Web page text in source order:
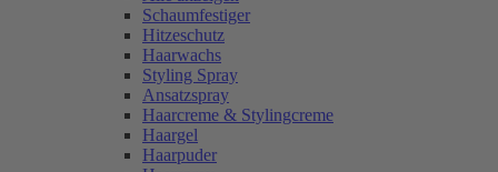
Schaumfestiger
Hitzeschutz
Haarwachs
Styling Spray
Ansatzspray
Haarcreme & Stylingcreme
Haargel
Haarpuder